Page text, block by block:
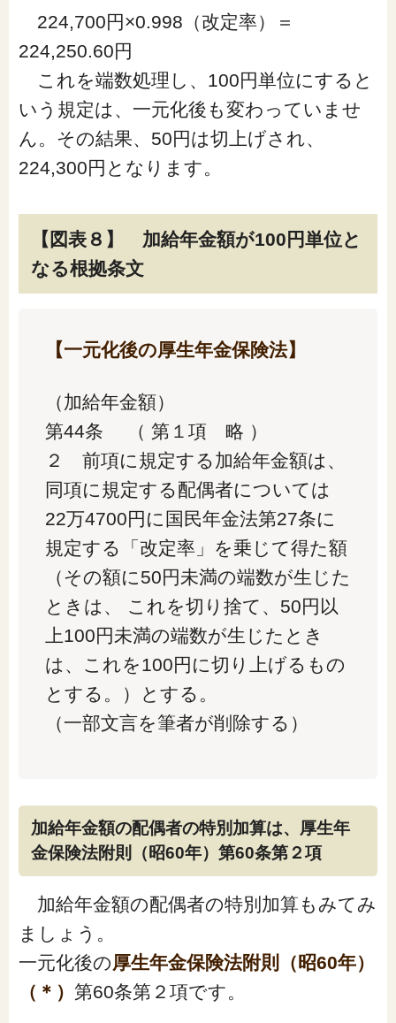
224,700円×0.998（改定率）＝
224,250.60円
これを端数処理し、100円単位にすると
いう規定は、一元化後も変わっていませ
ん。その結果、50円は切上げされ、
224,300円となります。
【図表８】 加給年金額が100円単位と
なる根拠条文
【一元化後の厚生年金保険法】
（加給年金額）
第44条 （ 第１項 略 ）
２ 前項に規定する加給年金額は、
同項に規定する配偶者については
22万4700円に国民年金法第27条に
規定する「改定率」を乗じて得た額
（その額に50円未満の端数が生じた
ときは、 これを切り捨て、50円以
上100円未満の端数が生じたとき
は、これを100円に切り上げるもの
とする。）とする。
（一部文言を筆者が削除する）
加給年金額の配偶者の特別加算は、厚生年
金保険法附則（昭60年）第60条第２項
加給年金額の配偶者の特別加算もみてみ
ましょう。
一元化後の厚生年金保険法附則（昭60年）
（＊） 第60条第２項です。